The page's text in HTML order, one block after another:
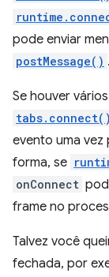
pode enviar
postMessage() .
Se houver
tabs.connect()
evento uma vez
forma, se
onConnect
frame no
Talvez você
fechada, por